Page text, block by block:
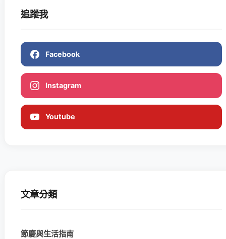
追蹤我
Facebook
Instagram
Youtube
文章分類
節慶與生活指南